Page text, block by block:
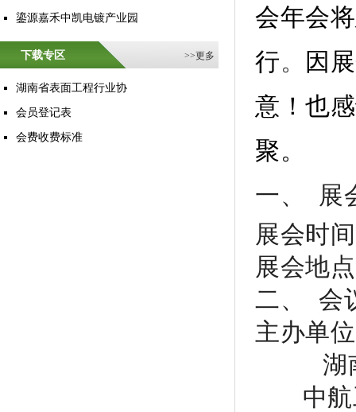
鎏源嘉禾中凯电镀产业园
下载专区 >>更多
湖南省表面工程行业协
会员登记表
会费收费标准
会年会
行。
因
意！也
聚。
一、
展
展会时
展会地
二、
会
主办单
湖
中